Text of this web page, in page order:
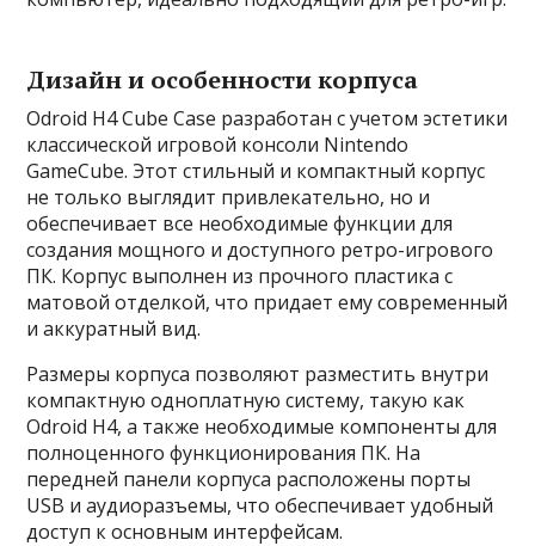
Дизайн и особенности корпуса
Odroid H4 Cube Case разработан с учетом эстетики
классической игровой консоли Nintendo
GameCube. Этот стильный и компактный корпус
не только выглядит привлекательно, но и
обеспечивает все необходимые функции для
создания мощного и доступного ретро-игрового
ПК. Корпус выполнен из прочного пластика с
матовой отделкой, что придает ему современный
и аккуратный вид.
Размеры корпуса позволяют разместить внутри
компактную одноплатную систему, такую как
Odroid H4, а также необходимые компоненты для
полноценного функционирования ПК. На
передней панели корпуса расположены порты
USB и аудиоразъемы, что обеспечивает удобный
доступ к основным интерфейсам.